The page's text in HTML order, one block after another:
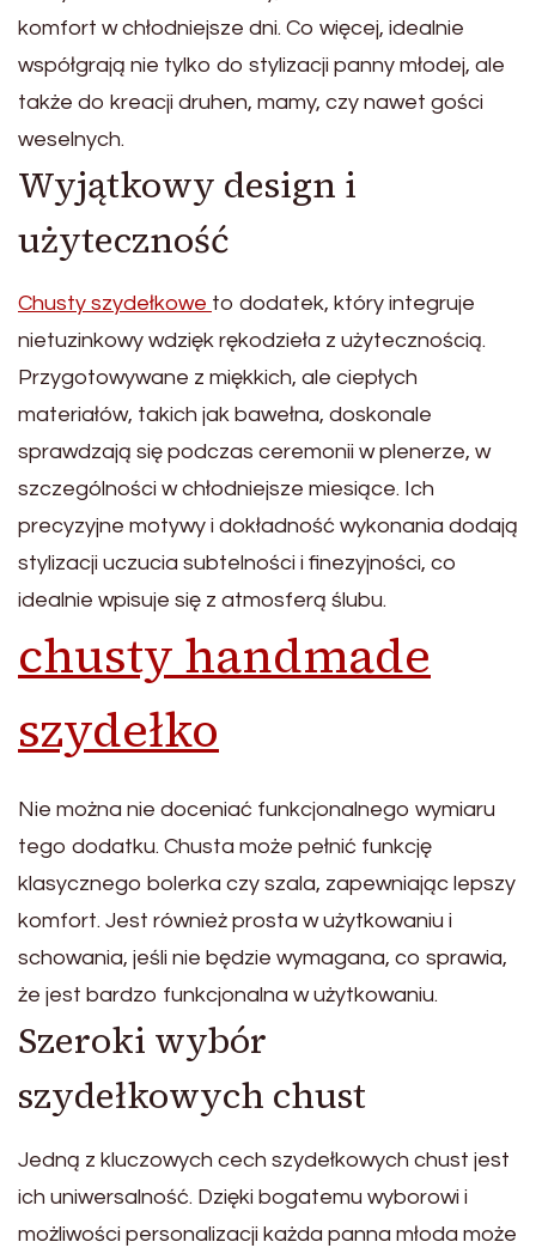
komfort w chłodniejsze dni. Co więcej, idealnie
współgrają nie tylko do stylizacji panny młodej, ale
także do kreacji druhen, mamy, czy nawet gości
weselnych.
Wyjątkowy design i
użyteczność
Chusty szydełkowe to dodatek, który integruje
nietuzinkowy wdzięk rękodzieła z użytecznością.
Przygotowywane z miękkich, ale ciepłych
materiałów, takich jak bawełna, doskonale
sprawdzają się podczas ceremonii w plenerze, w
szczególności w chłodniejsze miesiące. Ich
precyzyjne motywy i dokładność wykonania dodają
stylizacji uczucia subtelności i finezyjności, co
idealnie wpisuje się z atmosferą ślubu.
chusty handmade
szydełko
Nie można nie doceniać funkcjonalnego wymiaru
tego dodatku. Chusta może pełnić funkcję
klasycznego bolerka czy szala, zapewniając lepszy
komfort. Jest również prosta w użytkowaniu i
schowania, jeśli nie będzie wymagana, co sprawia,
że jest bardzo funkcjonalna w użytkowaniu.
Szeroki wybór
szydełkowych chust
Jedną z kluczowych cech szydełkowych chust jest
ich uniwersalność. Dzięki bogatemu wyborowi i
możliwości personalizacji każda panna młoda może